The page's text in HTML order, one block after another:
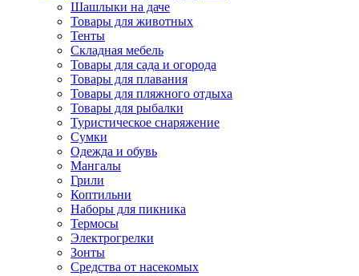
Шашлыки на даче
Товары для животных
Тенты
Складная мебель
Товары для сада и огорода
Товары для плавания
Товары для пляжного отдыха
Товары для рыбалки
Туристическое снаряжение
Сумки
Одежда и обувь
Мангалы
Грили
Коптильни
Наборы для пикника
Термосы
Электрогрелки
Зонты
Средства от насекомых